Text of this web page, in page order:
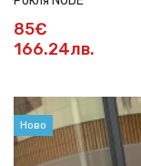
85€
166.24лв.
Ново